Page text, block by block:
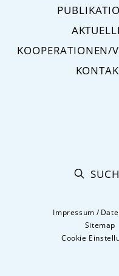
KOOPERATIONEN/
Impressum /
Sitemap
Cookie